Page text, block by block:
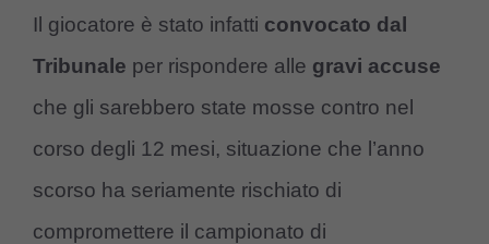
Il giocatore è stato infatti convocato dal
Tribunale per rispondere alle gravi accuse
che gli sarebbero state mosse contro nel
corso degli 12 mesi, situazione che l’anno
scorso ha seriamente rischiato di
compromettere il campionato di